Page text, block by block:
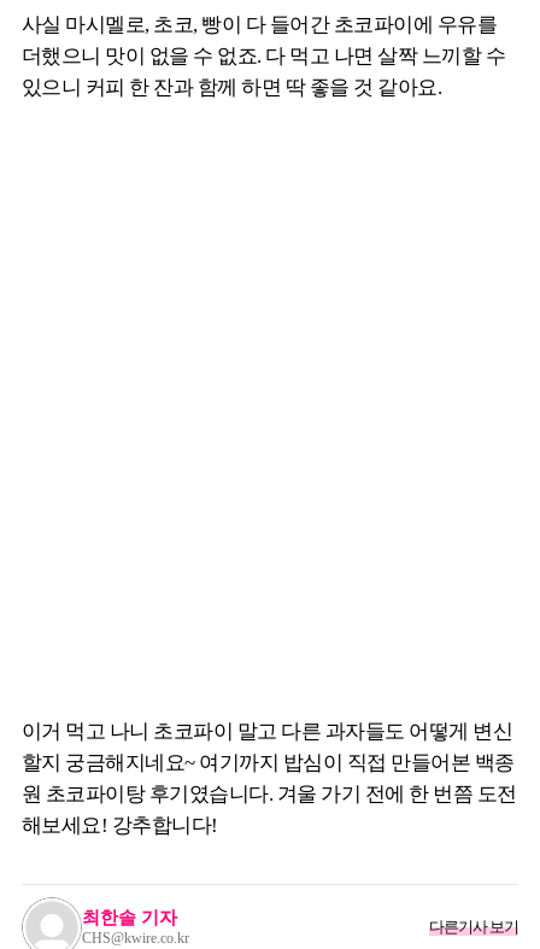
사실 마시멜로, 초코, 빵이 다 들어간 초코파이에 우유를
더했으니 맛이 없을 수 없죠. 다 먹고 나면 살짝 느끼할 수
있으니 커피 한 잔과 함께 하면 딱 좋을 것 같아요.
이거 먹고 나니 초코파이 말고 다른 과자들도 어떻게 변신
할지 궁금해지네요~ 여기까지 밥심이 직접 만들어본 백종
원 초코파이탕 후기였습니다. 겨울 가기 전에 한 번쯤 도전
해보세요! 강추합니다!
최한솔 기자
CHS@kwire.co.kr
다른기사 보기